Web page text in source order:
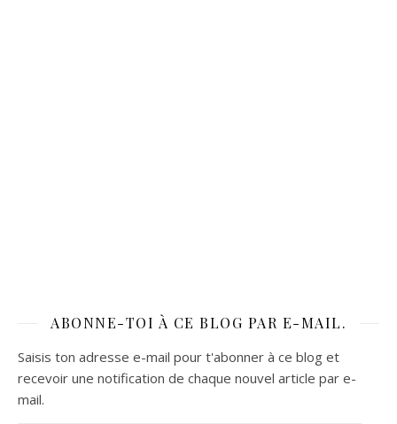
ABONNE-TOI À CE BLOG PAR E-MAIL.
Saisis ton adresse e-mail pour t'abonner à ce blog et
recevoir une notification de chaque nouvel article par e-
mail.